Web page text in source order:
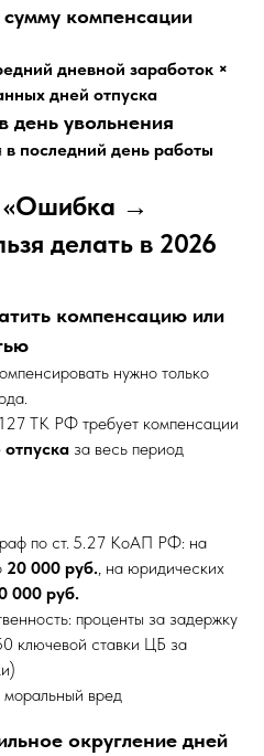
компенсации
дневной заработок ×
дней отпуска
увольнения
в последний день работы
«Ошибка →
делать в 2026
компенсацию или
нужно только
ТК РФ требует компенсации
за весь период
по ст. 5.27 КоАП РФ: на
20 000 руб., на юридических
000 руб.
проценты за задержку
ключевой ставки ЦБ за
вред
округление дней